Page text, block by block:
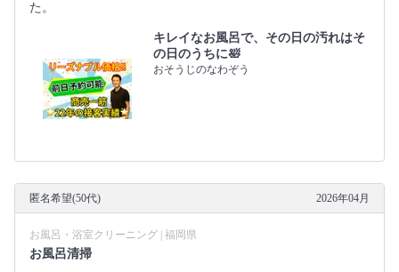
た。
キレイなお風呂で、その日の汚れはそ
の日のうちに🛀
おそうじのなわぞう
匿名希望(50代) 2026年04月
お風呂・浴室クリーニング | 福岡県
お風呂清掃